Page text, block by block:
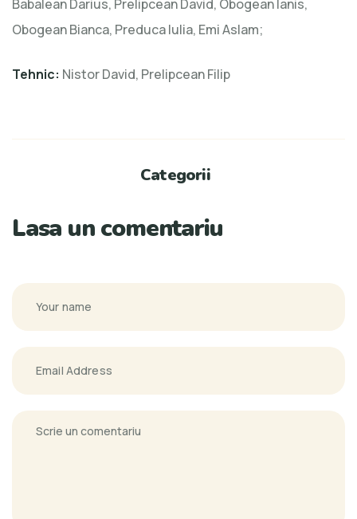
Babalean Darius, Prelipcean David, Obogean Ianis,
Obogean Bianca, Preduca Iulia, Emi Aslam;
Tehnic: Nistor David, Prelipcean Filip
Categorii
Lasa un comentariu